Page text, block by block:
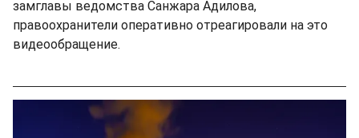
замглавы ведомства Санжара Адилова,
правоохранители оперативно отреагировали на это
видеообращение.